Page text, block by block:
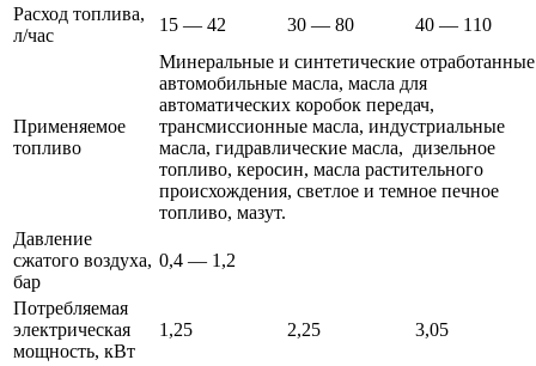
Расход топлива,
л/час
15 — 42 30 — 80 40 — 110
Применяемое
топливо
Минеральные и синтетические отработанные
автомобильные масла, масла для
автоматических коробок передач,
трансмиссионные масла, индустриальные
масла, гидравлические масла, дизельное
топливо, керосин, масла растительного
происхождения, светлое и темное печное
топливо, мазут.
Давление
сжатого воздуха,
бар
0,4 — 1,2
Потребляемая
электрическая
мощность, кВт
1,25 2,25 3,05